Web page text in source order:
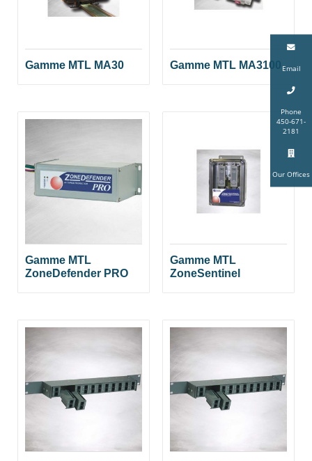
Email
Phone
450-671-
2181
Our Offices
Gamme MTL MA30 Gamme MTL MA3100
Gamme MTL
ZoneDefender PRO
Gamme MTL
ZoneSentinel